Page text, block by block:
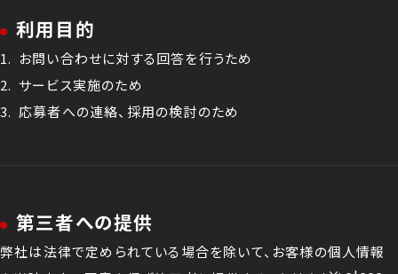
利用目的
お問い合わせに対する回答を行うため
サービス実施のため
応募者への連絡、採用の検討のため
第三者への提供
弊社は法律で定められている場合を除いて、お客様の個人情報